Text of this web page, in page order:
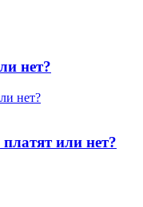
нет?
нет?
или нет?